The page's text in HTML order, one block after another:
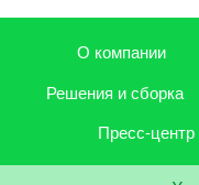
О компании
Решения и сборка
Пресс-центр